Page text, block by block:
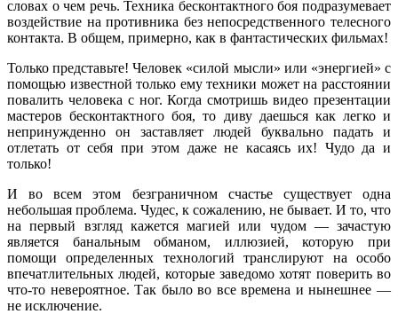
словах о чем речь. Техника бесконтактного боя подразумевает
воздействие на противника без непосредственного телесного
контакта. В общем, примерно, как в фантастических фильмах!
Только представьте! Человек «силой мысли» или «энергией» с
помощью известной только ему техники может на расстоянии
повалить человека с ног. Когда смотришь видео презентации
мастеров бесконтактного боя, то диву даешься как легко и
непринужденно он заставляет людей буквально падать и
отлетать от себя при этом даже не касаясь их! Чудо да и
только!
И во всем этом безграничном счастье существует одна
небольшая проблема. Чудес, к сожалению, не бывает. И то, что
на первый взгляд кажется магией или чудом — зачастую
является банальным обманом, иллюзией, которую при
помощи определенных технологий транслируют на особо
впечатлительных людей, которые заведомо хотят поверить во
что-то невероятное. Так было во все времена и нынешнее —
не исключение.